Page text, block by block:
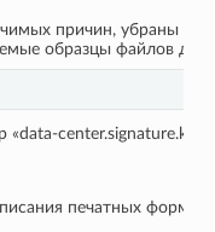
причин, убраны из
образцы файлов
«data-
печатных форм